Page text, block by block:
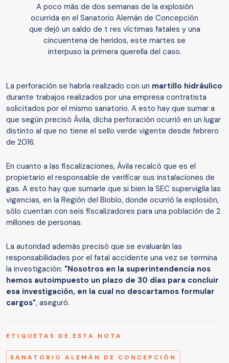
A poco más de dos semanas de la explosión
ocurrida en el Sanatorio Alemán de Concepción
que dejó un saldo de t res víctimas fatales y una
cincuentena de heridos, este martes se
interpuso la primera querella del caso.
La perforación se habría realizado con un martillo hidráulico
durante trabajos realizados por una empresa contratista
solicitados por el mismo sanatorio. A esto hay que sumar a
que según precisó Ávila, dicha perforación ocurrió en un lugar
distinto al que no tiene el sello verde vigente desde febrero
de 2016.
En cuanto a las fiscalizaciones, Ávila recalcó que es el
propietario el responsable de verificar sus instalaciones de
gas. A esto hay que sumarle que si bien la SEC supervigila las
vigencias, en la Región del Biobío, donde ocurrió la explosión,
sólo cuentan con seis fiscalizadores para una población de 2
millones de personas.
La autoridad además precisó que se evaluarán las
responsabilidades por el fatal accidente una vez se termina
la investigación: "Nosotros en la superintendencia nos
hemos autoimpuesto un plazo de 30 días para concluir
esa investigación, en la cual no descartamos formular
cargos", aseguró.
ETIQUETAS DE ESTA NOTA
SANATORIO ALEMÁN DE CONCEPCIÓN